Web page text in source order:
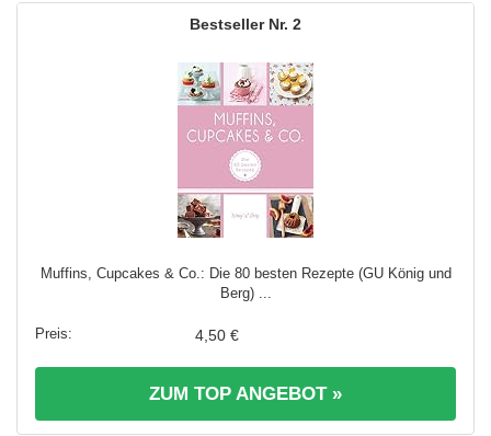
2
Muffins, Cupcakes & Co.: Die 80 besten Rezepte (GU König und
Berg) ...
4,50 €
ZUM TOP ANGEBOT »